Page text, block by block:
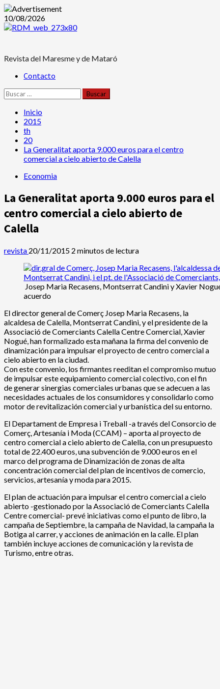
Saltar
al
10/08/2026
Revista del Maresme y de Mataró
Menú Contacto
Buscar:
Inicio
2015
th
20
La Generalitat aporta 9.000 euros para el centro
comercial a cielo abierto de Calella
Economia
La Generalitat aporta 9.000 euros para el
centro comercial a cielo abierto de
Calella
revista 20/11/2015 2 minutos de lectura
Josep Maria Recasens, Montserrat Candini y Xavier
acuerdo
El director general de Comerç Josep Maria Recasens, la
alcaldesa de Calella, Montserrat Candini, y el presidente de la
Associació de Comerciants Calella Centre Comercial, Xavier
Nogué, han formalizado esta mañana la firma del convenio de
dinamización para impulsar el proyecto de centro comercial a
cielo abierto en la ciudad.
Con este convenio, los firmantes reeditan el compromiso mutuo
de impulsar este equipamiento comercial colectivo, con el fin
de generar sinergias comerciales urbanas que se adecuen a las
necesidades actuales de los consumidores y consolidarlo como
motor de revitalización comercial y urbanística del su entorno.
El Departament de Empresa i Treball -a través del Consorcio de
Comerç, Artesanía i Moda (CCAM) – aporta al proyecto de
centro comercial a cielo abierto de Calella, con un presupuesto
total de 22.400 euros, una subvención de 9.000 euros en el
marco del programa de Dinamización de zonas de alta
concentración comercial del plan de incentivos de comercio,
servicios, artesanía y moda para 2015.
El plan de actuación para impulsar el centro comercial a cielo
abierto -gestionado por la Associació de Comerciants Calella
Centre comercial- prevé iniciativas como el punto de libro, la
campaña de Septiembre, la campaña de Navidad, la campaña la
Botiga al carrer, y acciones de animación en la calle. El plan
también incluye acciones de comunicación y la revista de
Turismo, entre otras.